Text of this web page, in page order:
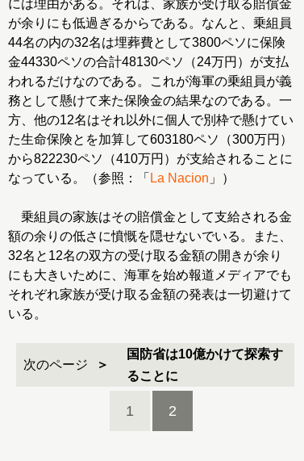
には理由がある。それは、家族が受け取る賠償金
が余りにも低過ぎるからである。なんと、乗組員
44名の内の32名は埋葬費として3800ペソに保険
金44330ペソの合計48130ペソ（24万円）が支払
われるだけなのである。これが海軍の乗組員が義
務として懸けて来た保険金の結果なのである。一
方、他の12名はそれ以外に個人で別枠で懸けてい
た生命保険とを加算して603180ペソ（300万円）
から822230ペソ（410万円）が支給されることに
なっている。（参照：「 La Nacion 」）
乗組員の家族はその賠償金として支給される金
額の余りの低さに憤慨を隠せないでいる。また、
32名と12名の双方の受け取る金額の開きが余り
にも大きいために、海軍を始め報道メディアでも
それぞれ家族が受け取る金額の発表は一切避けて
いる。
次のページ
国防省は10億かけて探索す
ることに
1 2